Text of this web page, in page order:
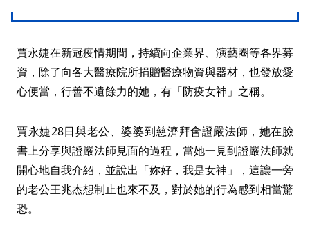
賈永婕在新冠疫情期間，持續向企業界、演藝圈等各界募
資，除了向各大醫療院所捐贈醫療物資與器材，也發放愛
心便當，行善不遺餘力的她，有「防疫女神」之稱。
賈永婕28日與老公、婆婆到慈濟拜會證嚴法師，她在臉
書上分享與證嚴法師見面的過程，當她一見到證嚴法師就
開心地自我介紹，並說出「妳好，我是女神」，這讓一旁
的老公王兆杰想制止也來不及，對於她的行為感到相當驚
恐。